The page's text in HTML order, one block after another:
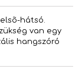
hátsó.
van egy
hangszóró